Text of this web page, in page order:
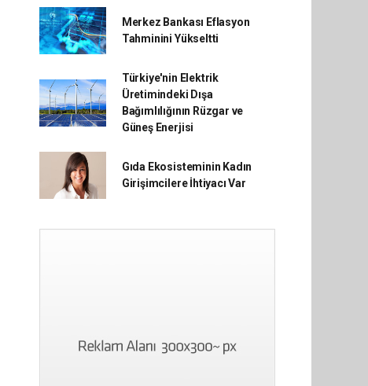
Merkez Bankası Eflasyon
Tahminini Yükseltti
Türkiye'nin Elektrik
Üretimindeki Dışa
Bağımlılığının Rüzgar ve
Güneş Enerjisi
Gıda Ekosisteminin Kadın
Girişimcilere İhtiyacı Var